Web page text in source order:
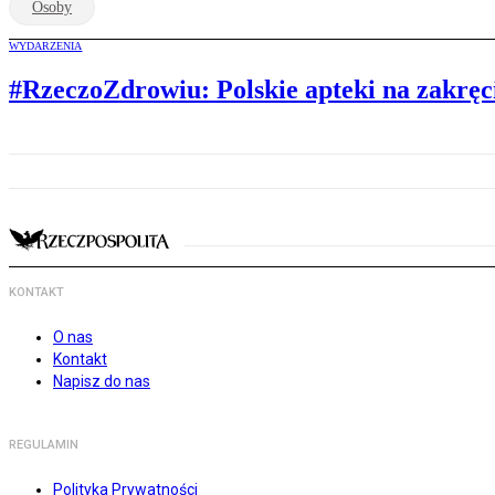
Osoby
WYDARZENIA
#RzeczoZdrowiu: Polskie apteki na
KONTAKT
O nas
Kontakt
Napisz do nas
REGULAMIN
Polityka Prywatności